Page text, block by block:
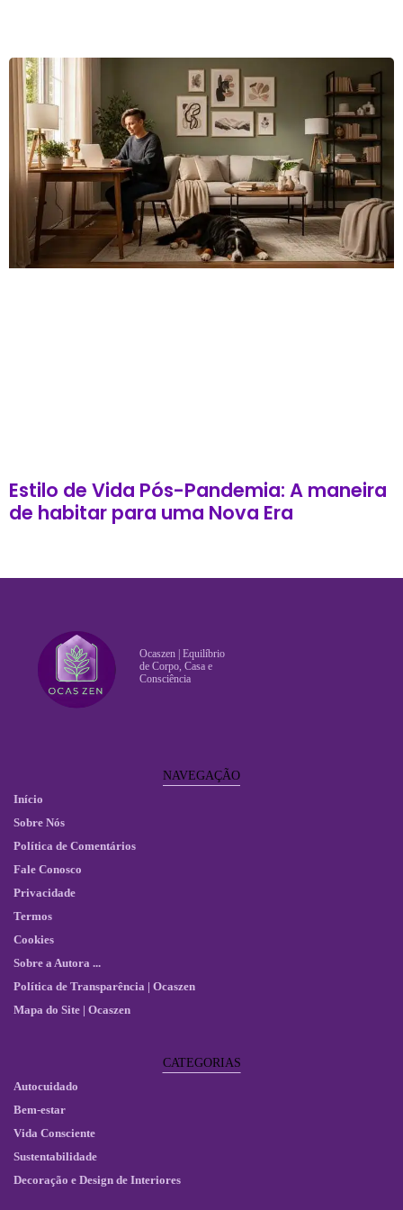
Estilo de Vida Pós-Pandemia: A maneira
de habitar para uma Nova Era
Ocaszen | Equilíbrio
de Corpo, Casa e
Consciência
NAVEGAÇÃO
Início
Sobre Nós
Política de Comentários
Fale Conosco
Privacidade
Termos
Cookies
Sobre a Autora ...
Política de Transparência | Ocaszen
Mapa do Site | Ocaszen
CATEGORIAS
Autocuidado
Bem-estar
Vida Consciente
Sustentabilidade
Decoração e Design de Interiores